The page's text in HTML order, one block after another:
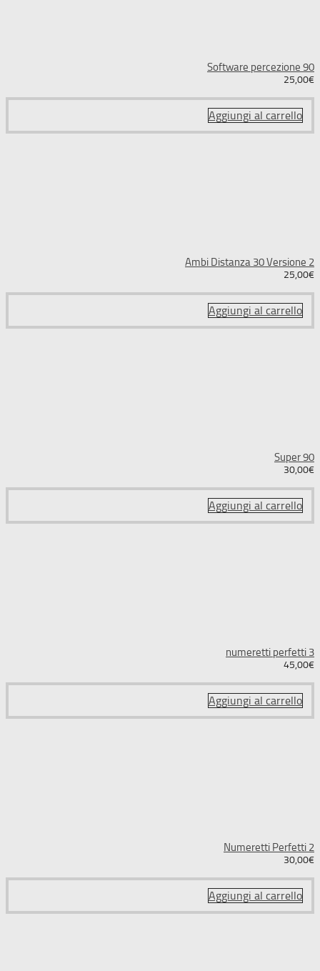
Software percezione 90
25,00€
Aggiungi al carrello
Ambi Distanza 30 Versione 2
25,00€
Aggiungi al carrello
Super 90
30,00€
Aggiungi al carrello
numeretti perfetti 3
45,00€
Aggiungi al carrello
Numeretti Perfetti 2
30,00€
Aggiungi al carrello